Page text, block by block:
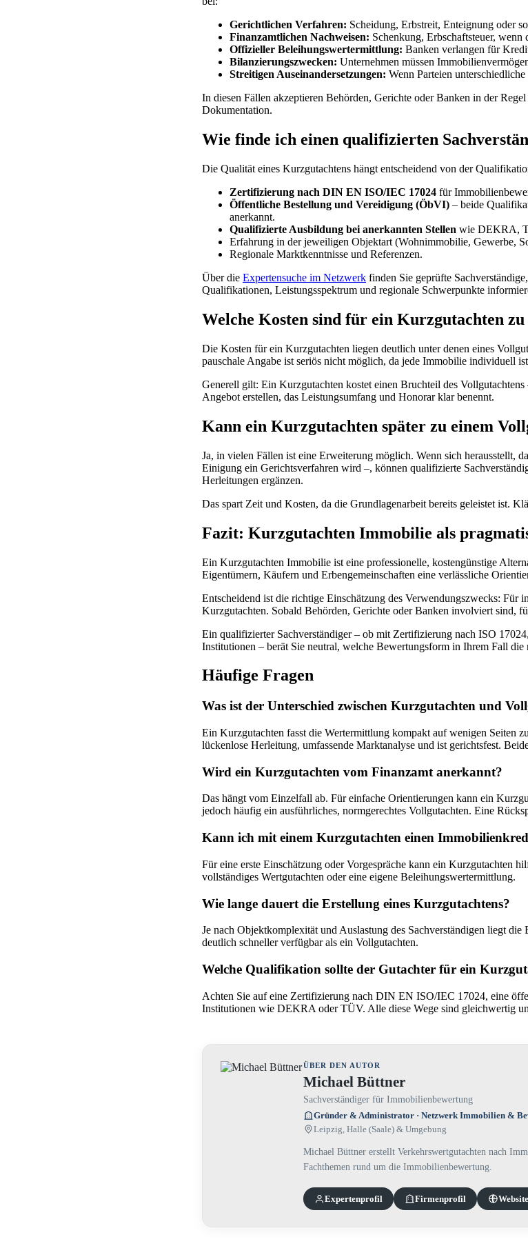
Gerichtlichen Verfahren: Scheidung, Erbstreit, Enteignung oder
Finanzamtlichen Nachweisen: Schenkung, Erbschaftsteuer,
Offizieller Beleihungswertermittlung: Banken verlangen für
Bilanzierungszwecken: Unternehmen müssen
Streitigen Auseinandersetzungen: Wenn Parteien
In diesen Fällen akzeptieren Behörden, Gerichte oder Banken in der
Dokumentation.
Wie finde ich einen qualifizierten
Die Qualität eines Kurzgutachtens hängt entscheidend von der
Zertifizierung nach DIN EN ISO/IEC 17024 für
Öffentliche Bestellung und Vereidigung (ÖbVI) – beide
anerkannt.
Qualifizierte Ausbildung bei anerkannten Stellen wie DEKRA,
Erfahrung in der jeweiligen Objektart (Wohnimmobilie, Gewerbe,
Regionale Marktkenntnisse und Referenzen.
Über die Expertensuche im Netzwerk finden Sie geprüfte
Qualifikationen, Leistungsspektrum und regionale Schwerpunkte
Welche Kosten sind für ein Kurzgutachten
Die Kosten für ein Kurzgutachten liegen deutlich unter denen eines
pauschale Angabe ist seriös nicht möglich, da jede Immobilie individuell
Generell gilt: Ein Kurzgutachten kostet einen Bruchteil des
Angebot erstellen, das Leistungsumfang und Honorar klar benennt.
Kann ein Kurzgutachten später zu einem
Ja, in vielen Fällen ist eine Erweiterung möglich. Wenn sich herausstellt,
Einigung ein Gerichtsverfahren wird –, können qualifizierte
Herleitungen ergänzen.
Das spart Zeit und Kosten, da die Grundlagenarbeit bereits geleistet ist.
Fazit: Kurzgutachten Immobilie als
Ein Kurzgutachten Immobilie ist eine professionelle, kostengünstige
Eigentümern, Käufern und Erbengemeinschaften eine verlässliche
Entscheidend ist die richtige Einschätzung des Verwendungszwecks:
Kurzgutachten. Sobald Behörden, Gerichte oder Banken involviert sind,
Ein qualifizierter Sachverständiger – ob mit Zertifizierung nach ISO
Institutionen – berät Sie neutral, welche Bewertungsform in Ihrem Fall die
Häufige Fragen
Was ist der Unterschied zwischen Kurzgutachten und
Ein Kurzgutachten fasst die Wertermittlung kompakt auf wenigen Seiten
lückenlose Herleitung, umfassende Marktanalyse und ist gerichtsfest.
Wird ein Kurzgutachten vom Finanzamt anerkannt?
Das hängt vom Einzelfall ab. Für einfache Orientierungen kann ein
jedoch häufig ein ausführliches, normgerechtes Vollgutachten. Eine
Kann ich mit einem Kurzgutachten einen
Für eine erste Einschätzung oder Vorgespräche kann ein Kurzgutachten
vollständiges Wertgutachten oder eine eigene Beleihungswertermittlung.
Wie lange dauert die Erstellung eines Kurzgutachtens?
Je nach Objektkomplexität und Auslastung des Sachverständigen liegt
deutlich schneller verfügbar als ein Vollgutachten.
Welche Qualifikation sollte der Gutachter für ein
Achten Sie auf eine Zertifizierung nach DIN EN ISO/IEC 17024, eine
Institutionen wie DEKRA oder TÜV. Alle diese Wege sind gleichwertig
ÜBER DEN AUTOR
Michael Büttner
Sachverständiger für Immobilienbewertung
Gründer & Administrator · Netzwerk Immobilien &
Leipzig, Halle (Saale) & Umgebung
Michael Büttner erstellt Verkehrswertgutachten nach
Fachthemen rund um die Immobilienbewertung.
Experten­profil Firmenprofil Website